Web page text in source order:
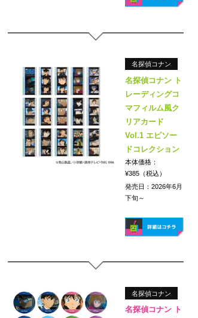
名探偵コナン
名探偵コナン ト
レーディングコ
マフィルム風ク
リアカード
Vol.1 エピソー
ドコレクション
本体価格：
¥385（税込）
発売日：2026年6月
下旬～
名探偵コナン
名探偵コナン ト